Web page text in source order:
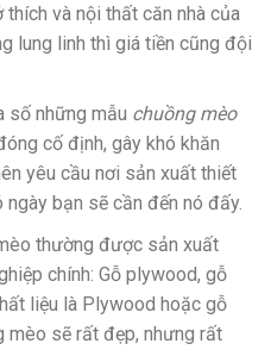
thích và nội thất căn nhà của
lung linh thì giá tiền cũng đội
số những mẫu chuồng mèo
cố định, gây khó khăn
yêu cầu nơi sản xuất thiết
ngày bạn sẽ cần đến nó đấy.
thường được sản xuất
chính: Gỗ plywood, gỗ
liệu là Plywood hoặc gỗ
mèo sẽ rất đẹp, nhưng rất